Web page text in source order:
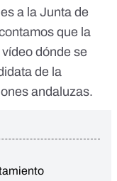
a la Junta de
que la
dónde se
de la
andaluzas.